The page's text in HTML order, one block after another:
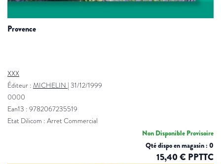
provence
XXX
Éditeur : MICHELIN | 31/12/1999
0000
Ean13 : 9782067235519
Etat Dilicom : Arret Commercial
Non Disponible Provisoire
Qté dispo en magasin : 0
15,40 € PPTTC